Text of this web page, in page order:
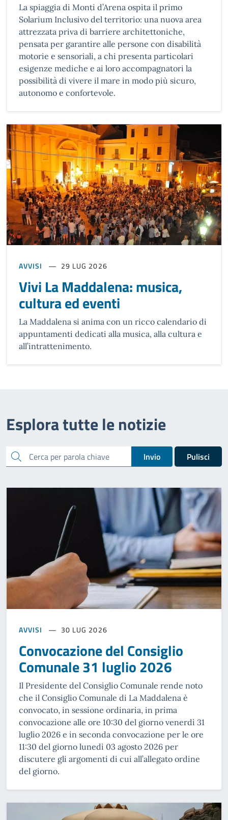
La spiaggia di Monti d’Arena ospita il primo
Solarium Inclusivo del territorio: una nuova area
attrezzata priva di barriere architettoniche,
pensata per garantire alle persone con disabilità
motorie e sensoriali, a chi presenta particolari
esigenze mediche e ai loro accompagnatori la
possibilità di vivere il mare in modo più sicuro,
autonomo e confortevole.
AVVISI 29 LUG 2026
Vivi La Maddalena: musica,
cultura ed eventi
La Maddalena si anima con un ricco calendario di
appuntamenti dedicati alla musica, alla cultura e
all’intrattenimento.
Esplora tutte le notizie
cerca Invio Pulisci
AVVISI 30 LUG 2026
Convocazione del Consiglio
Comunale 31 luglio 2026
Il Presidente del Consiglio Comunale rende noto
che il Consiglio Comunale di La Maddalena è
convocato, in sessione ordinaria, in prima
convocazione alle ore 10:30 del giorno venerdì 31
luglio 2026 e in seconda convocazione per le ore
11:30 del giorno lunedì 03 agosto 2026 per
discutere gli argomenti di cui all’allegato ordine
del giorno.